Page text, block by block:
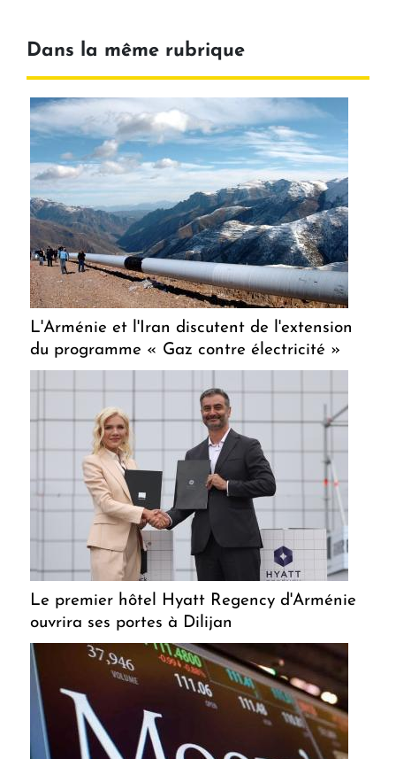
Dans la même rubrique
L'Arménie et l'Iran discutent de l'extension
du programme « Gaz contre électricité »
Le premier hôtel Hyatt Regency d'Arménie
ouvrira ses portes à Dilijan